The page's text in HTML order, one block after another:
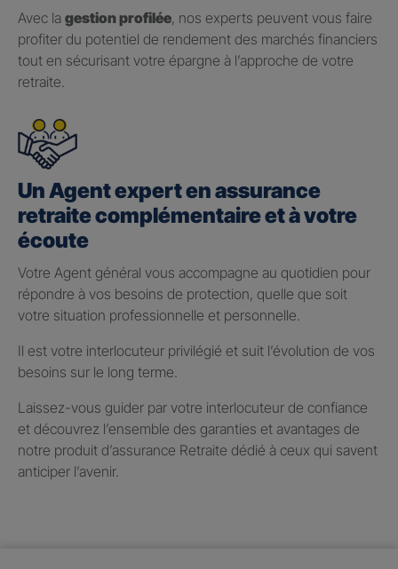
Avec la gestion profilée, nos experts peuvent vous faire
profiter du potentiel de rendement des marchés financiers
tout en sécurisant votre épargne à l’approche de votre
retraite.
Un Agent expert en assurance
retraite complémentaire et à votre
écoute
Votre Agent général vous accompagne au quotidien pour
répondre à vos besoins de protection, quelle que soit
votre situation professionnelle et personnelle.
Il est votre interlocuteur privilégié et suit l’évolution de vos
besoins sur le long terme.
Laissez-vous guider par votre interlocuteur de confiance
et découvrez l’ensemble des garanties et avantages de
notre produit d’assurance Retraite dédié à ceux qui savent
anticiper l’avenir.